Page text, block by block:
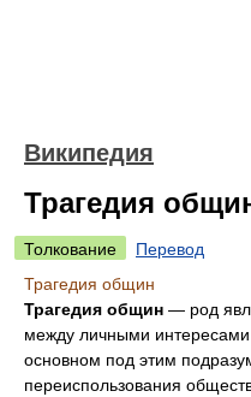
Википедия
Трагедия
Толкование
Перевод
Трагедия общин
Трагедия общин — род
между личными
основном под этим
переиспользования